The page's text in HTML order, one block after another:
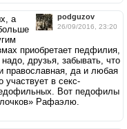
podguzov
26/09/2016, 23:20
а
приобретает педфилия,
друзья, забывать, что
православная, да и любая
участвует в секс-
Вот педофилы
Рафаэлю.